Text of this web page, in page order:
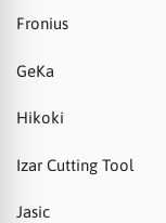
Fronius
GeKa
Hikoki
Izar Cutting Tool
Jasic